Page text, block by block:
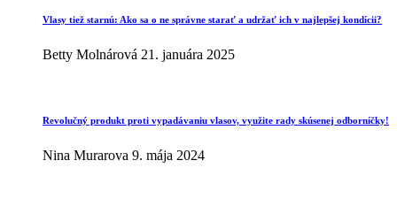
Vlasy tiež starnú: Ako sa o ne správne starať a udržať ich v najlepšej kondícii?
Betty Molnárová 21. januára 2025
Revolučný produkt proti vypadávaniu vlasov, využite rady skúsenej odborníčky!
Nina Murarova 9. mája 2024